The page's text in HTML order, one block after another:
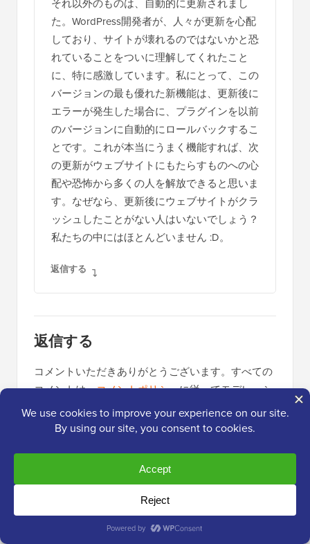
それ以外のものは、自動的に更新されまし
た。WordPress開発者が、人々が更新を心配
しており、サイトが壊れるのではないかと恐
れていることをついに理解してくれたこと
に、特に感激しています。私にとって、この
バージョンの最も優れた新機能は、更新後に
エラーが発生した場合に、プラグインを以前
のバージョンに自動的にロールバックするこ
とです。これが本当にうまく機能すれば、次
の更新がウェブサイトにもたらすものへの心
配や恐怖から多くの人を解放できると思いま
す。なぜなら、更新後にウェブサイトがクラ
ッシュしたことがない人はいないでしょう？
私たちの中にはほとんどいません :D。
返信する
返信する
コメントいただきありがとうございます。すべての
コメントは、コメントポリシーに従ってモデレーシ
ョンされ、メールアドレスは公開されません。名前
フィールドにキーワードを使用しないでください。